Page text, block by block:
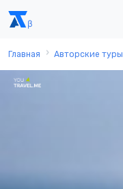
Главная Авторские туры